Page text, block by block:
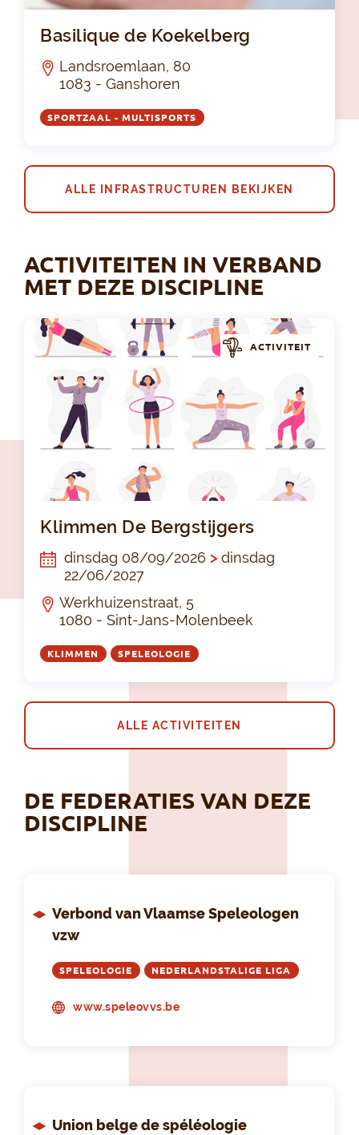
Basilique de Koekelberg
Landsroemlaan, 80
1083 - Ganshoren
SPORTZAAL - MULTISPORTS
ALLE INFRASTRUCTUREN BEKIJKEN
ACTIVITEITEN IN VERBAND
MET DEZE DISCIPLINE
ACTIVITEIT
Klimmen De Bergstijgers
dinsdag 08/09/2026 >dinsdag
22/06/2027
Werkhuizenstraat, 5
1080 - Sint-Jans-Molenbeek
KLIMMEN SPELEOLOGIE
ALLE ACTIVITEITEN
DE FEDERATIES VAN DEZE
DISCIPLINE
Verbond van Vlaamse Speleologen
vzw
SPELEOLOGIE NEDERLANDSTALIGE LIGA
www.speleovvs.be
Union belge de spéléologie